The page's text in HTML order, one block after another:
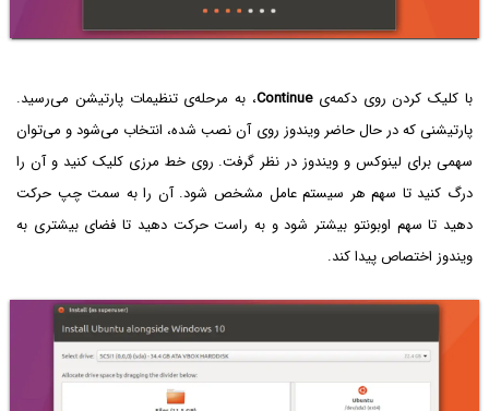
با کلیک کردن روی دکمه‌یContinue، به مرحله‌ی تنظیمات پارتیشن می‌رسید.
پارتیشنی که در حال حاضر ویندوز روی آن نصب شده، انتخاب می‌شود و می‌توان
سهمی برای لینوکس و ویندوز در نظر گرفت. روی خط مرزی کلیک کنید و آن را
درگ کنید تا سهم هر سیستم عامل مشخص شود. آن را به سمت چپ حرکت
دهید تا سهم اوبونتو بیشتر شود و به راست حرکت دهید تا فضای بیشتری به
ویندوز اختصاص پیدا کند.